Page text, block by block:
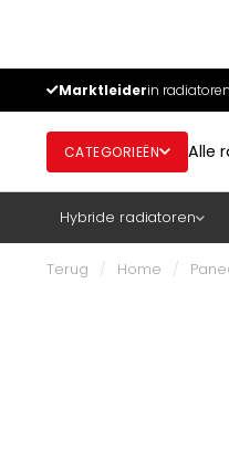
Marktleiderin
CATEGORIEËN Alle
Hybride radiatoren
Terug / Home /